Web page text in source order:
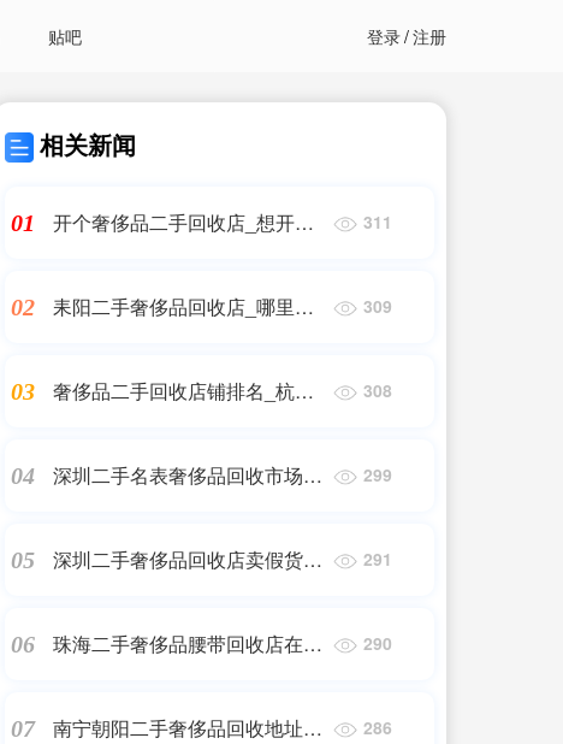
贴吧 登录/注册
相关新闻
01
开个奢侈品二手回收店_想开一
311
02
耒阳二手奢侈品回收店_哪里可
309
03
奢侈品二手回收店铺排名_杭州
308
04
深圳二手名表奢侈品回收市场价
299
05
深圳二手奢侈品回收店卖假货,
291
06
珠海二手奢侈品腰带回收店在哪
290
07
南宁朝阳二手奢侈品回收地址_
286